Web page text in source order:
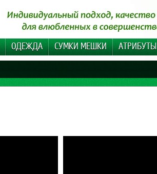
ОДЕЖДА СУМКИ МЕШКИ АТРИБУТЫ